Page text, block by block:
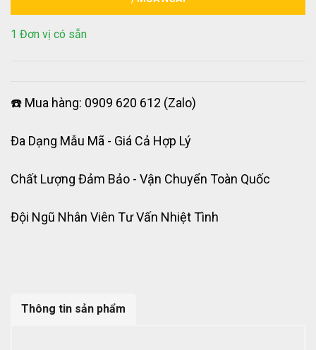
1 Đơn vị có sẵn
☎️ Mua hàng: 0909 620 612 (Zalo)
Đa Dạng Mẫu Mã - Giá Cả Hợp Lý
Chất Lượng Đảm Bảo - Vận Chuyển Toàn Quốc
Đội Ngũ Nhân Viên Tư Vấn Nhiệt Tình
Thông tin sản phẩm